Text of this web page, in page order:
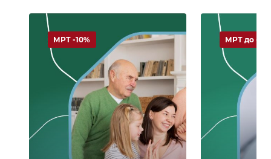
МРТ -10% МРТ до -50